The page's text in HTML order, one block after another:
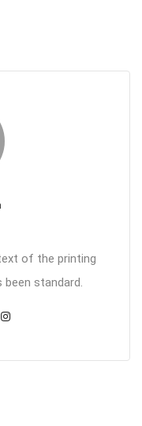
of the printing
standard.